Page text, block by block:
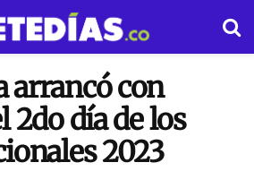
arrancó con
2do día de los
2023